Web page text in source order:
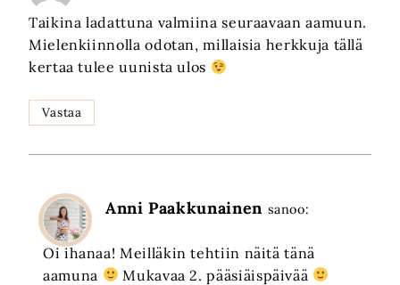
Taikina ladattuna valmiina seuraavaan aamuun.
Mielenkiinnolla odotan, millaisia herkkuja tällä
kertaa tulee uunista ulos
Vastaa
Anni Paakkunainen sanoo:
Oi ihanaa! Meilläkin tehtiin näitä tänä
aamuna
Mukavaa 2. pääsiäispäivää